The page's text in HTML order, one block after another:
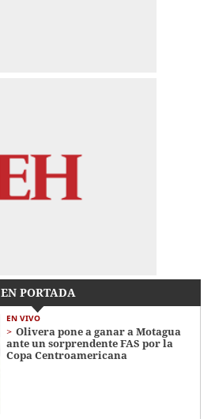
EN PORTADA
EN VIVO
Olivera pone a ganar a Motagua
ante un sorprendente FAS por la
Copa Centroamericana